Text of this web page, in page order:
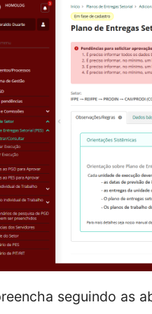
seguindo as